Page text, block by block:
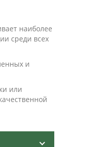
наиболее
среди всех
и
или